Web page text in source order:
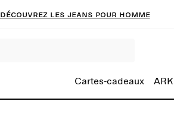
Découvrez les jeans pour homme
Cartes-cadeaux